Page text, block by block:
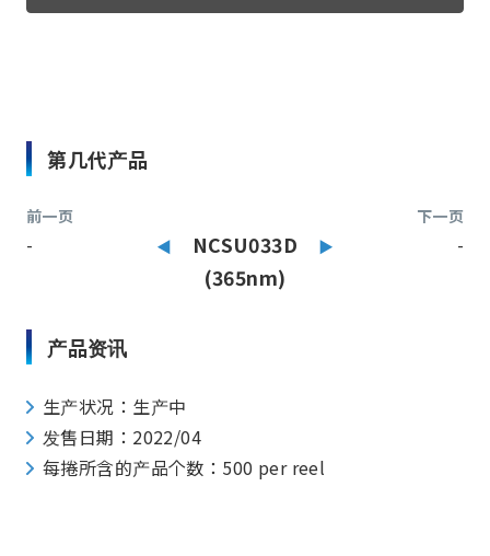
第几代产品
前一页
-
NCSU033D
(365nm)
下一页
-
产品资讯
生产状况：生产中
发售日期：2022/04
每捲所含的产品个数：500 per reel